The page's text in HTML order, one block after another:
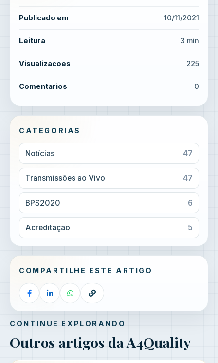
Publicado em 10/11/2021
Leitura 3 min
Visualizacoes 225
Comentarios 0
CATEGORIAS
Notícias 47
Transmissões ao Vivo 47
BPS2020 6
Acreditação 5
COMPARTILHE ESTE ARTIGO
CONTINUE EXPLORANDO
Outros artigos da A4Quality